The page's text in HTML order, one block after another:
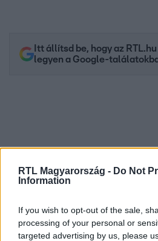
RTL Magyarország - Do Not
Information
If you wish to opt-out of the sale,
processing of your personal or
targeted advertising by us, please
Itt állítsd be, hogy az
legyen a Google-
Kövess minket, és értesülj
Facebookon is!